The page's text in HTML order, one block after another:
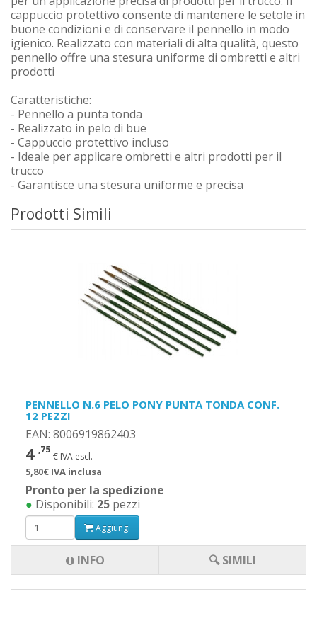
cappuccio protettivo consente di mantenere le setole in
buone condizioni e di conservare il pennello in modo
igienico. Realizzato con materiali di alta qualità, questo
pennello offre una stesura uniforme di ombretti e altri
prodotti
Caratteristiche:
- Pennello a punta tonda
- Realizzato in pelo di bue
- Cappuccio protettivo incluso
- Ideale per applicare ombretti e altri prodotti per il
trucco
- Garantisce una stesura uniforme e precisa
Prodotti Simili
PENNELLO N.6 PELO PONY PUNTA TONDA CONF.
12 PEZZI
EAN: 8006919862403
4 ,75
€ IVA escl.
5,80€ IVA inclusa
Pronto per la spedizione
● Disponibili: 25 pezzi
Aggiungi
INFO 🔍 SIMILI